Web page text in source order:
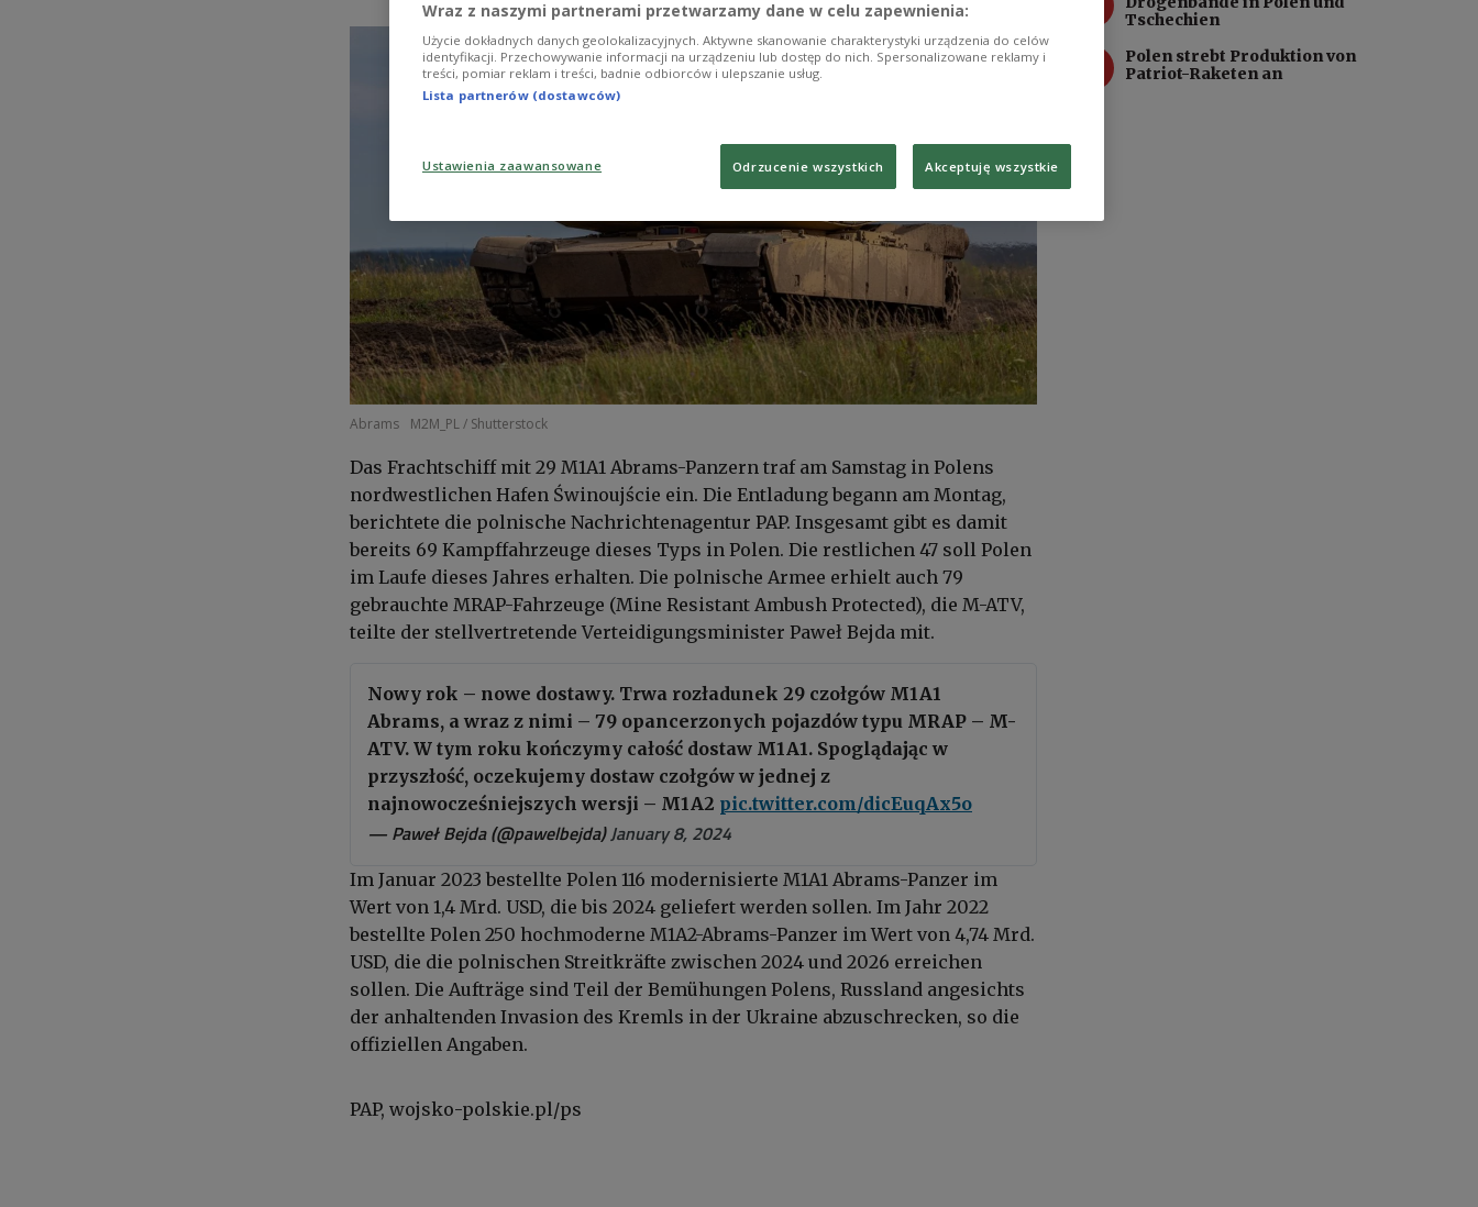
Abrams M2M_PL / Shutterstock
Das Frachtschiff mit 29 M1A1 Abrams-Panzern traf am Samstag in Polens
nordwestlichen Hafen Świnoujście ein. Die Entladung begann am Montag,
berichtete die polnische Nachrichtenagentur PAP. Insgesamt gibt es damit
bereits 69 Kampffahrzeuge dieses Typs in Polen. Die restlichen 47 soll Polen
im Laufe dieses Jahres erhalten. Die polnische Armee erhielt auch 79
gebrauchte MRAP-Fahrzeuge (Mine Resistant Ambush Protected), die M-ATV,
teilte der stellvertretende Verteidigungsminister Paweł Bejda mit.
Nowy rok – nowe dostawy. Trwa rozładunek 29 czołgów M1A1
Abrams, a wraz z nimi – 79 opancerzonych pojazdów typu MRAP – M-
ATV. W tym roku kończymy całość dostaw M1A1. Spoglądając w
przyszłość, oczekujemy dostaw czołgów w jednej z
najnowocześniejszych wersji – M1A2 pic.twitter.com/dicEuqAx5o
— Paweł Bejda (@pawelbejda)January 8, 2024
Im Januar 2023 bestellte Polen 116 modernisierte M1A1 Abrams-Panzer im
Wert von 1,4 Mrd. USD, die bis 2024 geliefert werden sollen. Im Jahr 2022
bestellte Polen 250 hochmoderne M1A2-Abrams-Panzer im Wert von 4,74 Mrd.
USD, die die polnischen Streitkräfte zwischen 2024 und 2026 erreichen
sollen. Die Aufträge sind Teil der Bemühungen Polens, Russland angesichts
der anhaltenden Invasion des Kremls in der Ukraine abzuschrecken, so die
offiziellen Angaben.
PAP, wojsko-polskie.pl/ps
Tschechien
Polen strebt Produktion von
Patriot-Raketen an
Wraz z naszymi partnerami przetwarzamy dane w celu zapewnienia:
Użycie dokładnych danych geolokalizacyjnych. Aktywne skanowanie charakterystyki urządzenia do celów
identyfikacji. Przechowywanie informacji na urządzeniu lub dostęp do nich. Spersonalizowane reklamy i
treści, pomiar reklam i treści, badnie odbiorców i ulepszanie usług.
Lista partnerów (dostawców)
Ustawienia zaawansowane Odrzucenie wszystkich Akceptuję wszystkie